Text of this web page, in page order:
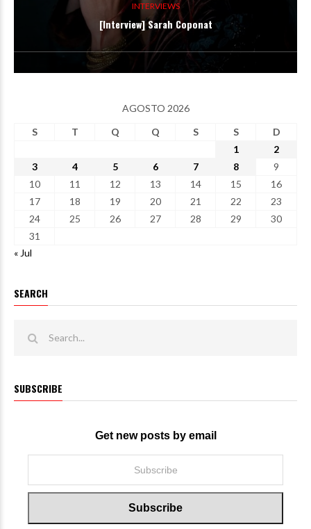
INTERVIEWS
[Interview] Sarah Coponat
AGOSTO 2026
S
T Q Q S S
D
1
2
3
4 5 6 7 8
9
10
11 12 13 14 15
16
17
18 19 20 21 22
23
24
25 26 27 28 29
30
31
« Jul
SEARCH
SUBSCRIBE
Get new posts by email